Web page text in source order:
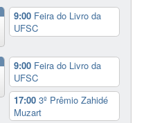
9:00 Feira do Livro da
UFSC
9:00 Feira do Livro da
UFSC
17:00 3º Prêmio Zahidé
Muzart